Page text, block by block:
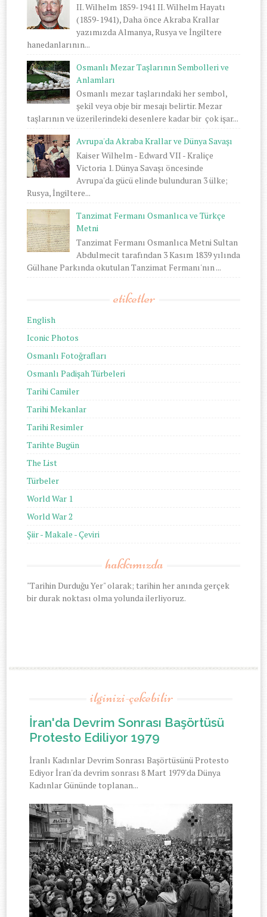
II. Wilhelm 1859-1941 II. Wilhelm Hayatı
(1859-1941), Daha önce Akraba Krallar
yazımızda Almanya, Rusya ve İngiltere
hanedanlarının...
Osmanlı Mezar Taşlarının Sembolleri ve
Anlamları
Osmanlı mezar taşlarındaki her sembol,
şekil veya obje bir mesajı belirtir. Mezar
taşlarının ve üzerilerindeki desenlere kadar bir çok işar...
Avrupa'da Akraba Krallar ve Dünya Savaşı
Kaiser Wilhelm - Edward VII - Kraliçe
Victoria 1. Dünya Savaşı öncesinde
Avrupa'da gücü elinde bulunduran 3 ülke;
Rusya, İngiltere...
Tanzimat Fermanı Osmanlıca ve Türkçe
Metni
Tanzimat Fermanı Osmanlıca Metni Sultan
Abdulmecit tarafından 3 Kasım 1839 yılında
Gülhane Parkında okutulan Tanzimat Fermanı'nın ...
etiketler
English
Iconic Photos
Osmanlı Fotoğrafları
Osmanlı Padişah Türbeleri
Tarihi Camiler
Tarihi Mekanlar
Tarihi Resimler
Tarihte Bugün
The List
Türbeler
World War 1
World War 2
Şiir - Makale - Çeviri
hakkımızda
"Tarihin Durduğu Yer" olarak; tarihin her anında gerçek
bir durak noktası olma yolunda ilerliyoruz.
ilginizi-çekebilir
İran'da Devrim Sonrası Başörtüsü
Protesto Ediliyor 1979
İranlı Kadınlar Devrim Sonrası Başörtüsünü Protesto
Ediyor İran'da devrim sonrası 8 Mart 1979'da Dünya
Kadınlar Gününde toplanan...